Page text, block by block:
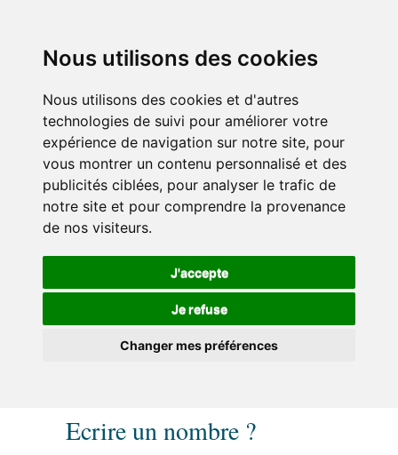
Nous utilisons des cookies
Nous utilisons des cookies et d'autres
technologies de suivi pour améliorer votre
expérience de navigation sur notre site, pour
vous montrer un contenu personnalisé et des
publicités ciblées, pour analyser le trafic de
notre site et pour comprendre la provenance
de nos visiteurs.
J'accepte
Je refuse
Changer mes préférences
Ecrire un nombre ?